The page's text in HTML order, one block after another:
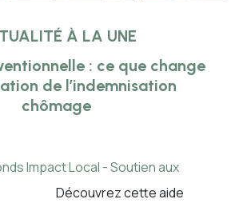
À LA UNE
: ce que change
de l’indemnisation
chômage
Impact Local - Soutien aux
Découvrez cette aide